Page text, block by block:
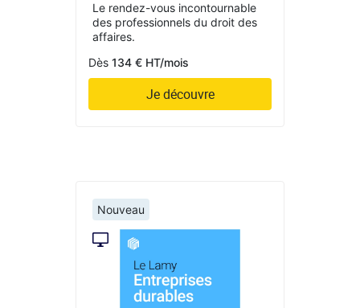
Le rendez-vous incontournable
des professionnels du droit des
affaires.
Dès 134 € HT/mois
Je découvre
Nouveau